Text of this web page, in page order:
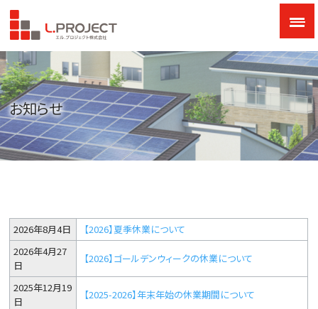
お知らせ
2026年8月4日
【2026】夏季休業について
2026年4月27
日
【2026】ゴールデンウィークの休業について
2025年12月19
日
【2025-2026】年末年始の休業期間について